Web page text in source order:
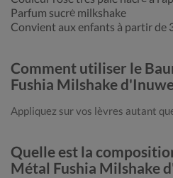
Parfum sucré milkshake
Convient aux enfants à partir de
Comment utiliser le
Fushia Milshake
Appliquez sur vos lèvres autant
Quelle est la
Métal Fushia Milshake